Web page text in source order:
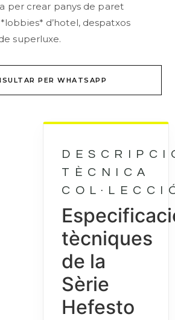
per crear panys de paret
d’hotel, despatxos
superluxe.
PER WHATSAPP
TÈCNICA
tècniques
de la
Sèrie
Hefesto